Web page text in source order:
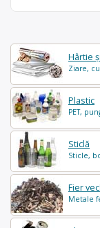
Hârtie
Ziare,
Plastic
PET,
Sticlă
Sticle,
Fier
Metale